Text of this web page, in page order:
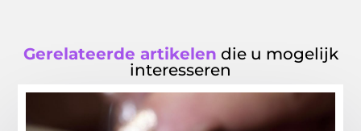
Gerelateerde artikelen die u mogelijk
interesseren